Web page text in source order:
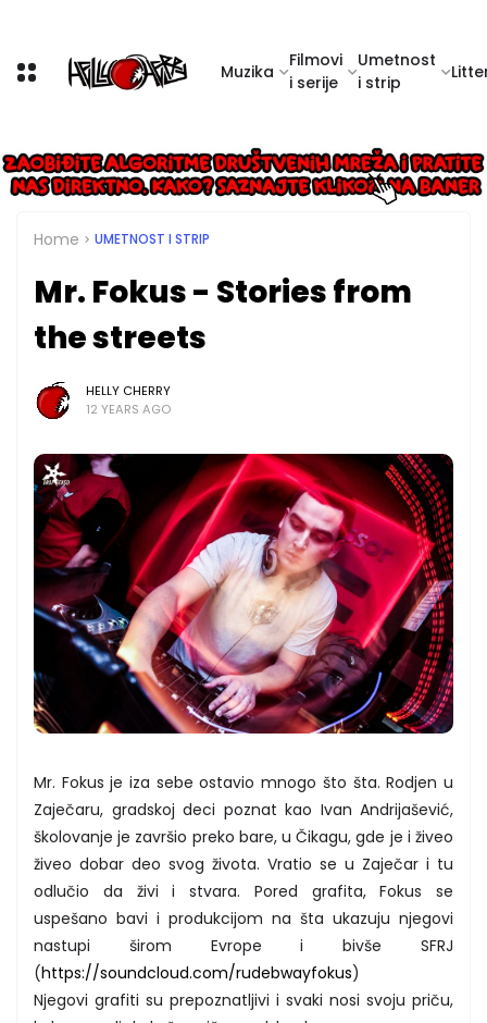
Muzika
Filmovi
i serije
Umetnost
i strip
Home UMETNOST I STRIP
Mr. Fokus - Stories from
the streets
HELLY CHERRY
12 YEARS AGO
Mr. Fokus je iza sebe ostavio mnogo što šta. Rodjen u
Zaječaru, gradskoj deci poznat kao Ivan Andrijašević,
školovanje je završio preko bare, u Čikagu, gde je i živeo
živeo dobar deo svog života. Vratio se u Zaječar i tu
odlučio da živi i stvara. Pored grafita, Fokus se
uspešano bavi i produkcijom na šta ukazuju njegovi
nastupi širom Evrope i bivše SFRJ
(https://soundcloud.com/rudebwayfokus)
Njegovi grafiti su prepoznatljivi i svaki nosi svoju priču,